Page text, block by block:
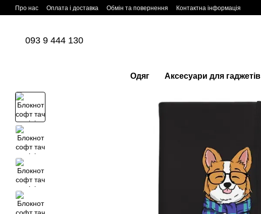
Перейти до основного контенту
Про нас Оплата і доставка Обмін та повернення Контактна інформація
093 9 444 130
Одяг Аксесуари для гаджетів